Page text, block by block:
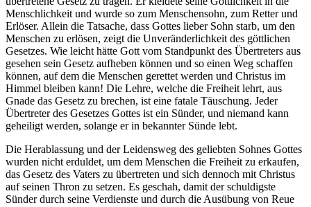
Menschlichkeit und wurde so zum Menschensohn, zum Retter und
Erlöser. Allein die Tatsache, dass Gottes lieber Sohn starb, um den
Menschen zu erlösen, zeigt die Unveränderlichkeit des göttlichen
Gesetzes. Wie leicht hätte Gott vom Standpunkt des Übertreters aus
gesehen sein Gesetz aufheben können und so einen Weg schaffen
können, auf dem die Menschen gerettet werden und Christus im
Himmel bleiben kann! Die Lehre, welche die Freiheit lehrt, aus
Gnade das Gesetz zu brechen, ist eine fatale Täuschung. Jeder
Übertreter des Gesetzes Gottes ist ein Sünder, und niemand kann
geheiligt werden, solange er in bekannter Sünde lebt.
Die Herablassung und der Leidensweg des geliebten Sohnes Gottes
wurden nicht erduldet, um dem Menschen die Freiheit zu erkaufen,
das Gesetz des Vaters zu übertreten und sich dennoch mit Christus
auf seinen Thron zu setzen. Es geschah, damit der schuldigste
Sünder durch seine Verdienste und durch die Ausübung von Reue